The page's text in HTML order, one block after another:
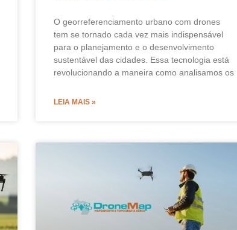
O georreferenciamento urbano com drones
tem se tornado cada vez mais indispensável
para o planejamento e o desenvolvimento
sustentável das cidades. Essa tecnologia está
revolucionando a maneira como analisamos os
LEIA MAIS »